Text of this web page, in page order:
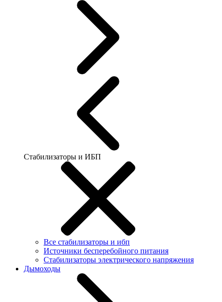
Стабилизаторы и ИБП
Все стабилизаторы и ибп
Источники бесперебойного питания
Стабилизаторы электрического напряжения
Дымоходы